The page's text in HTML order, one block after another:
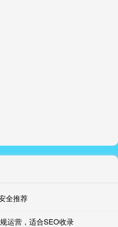
全推荐
运营，适合SEO收录